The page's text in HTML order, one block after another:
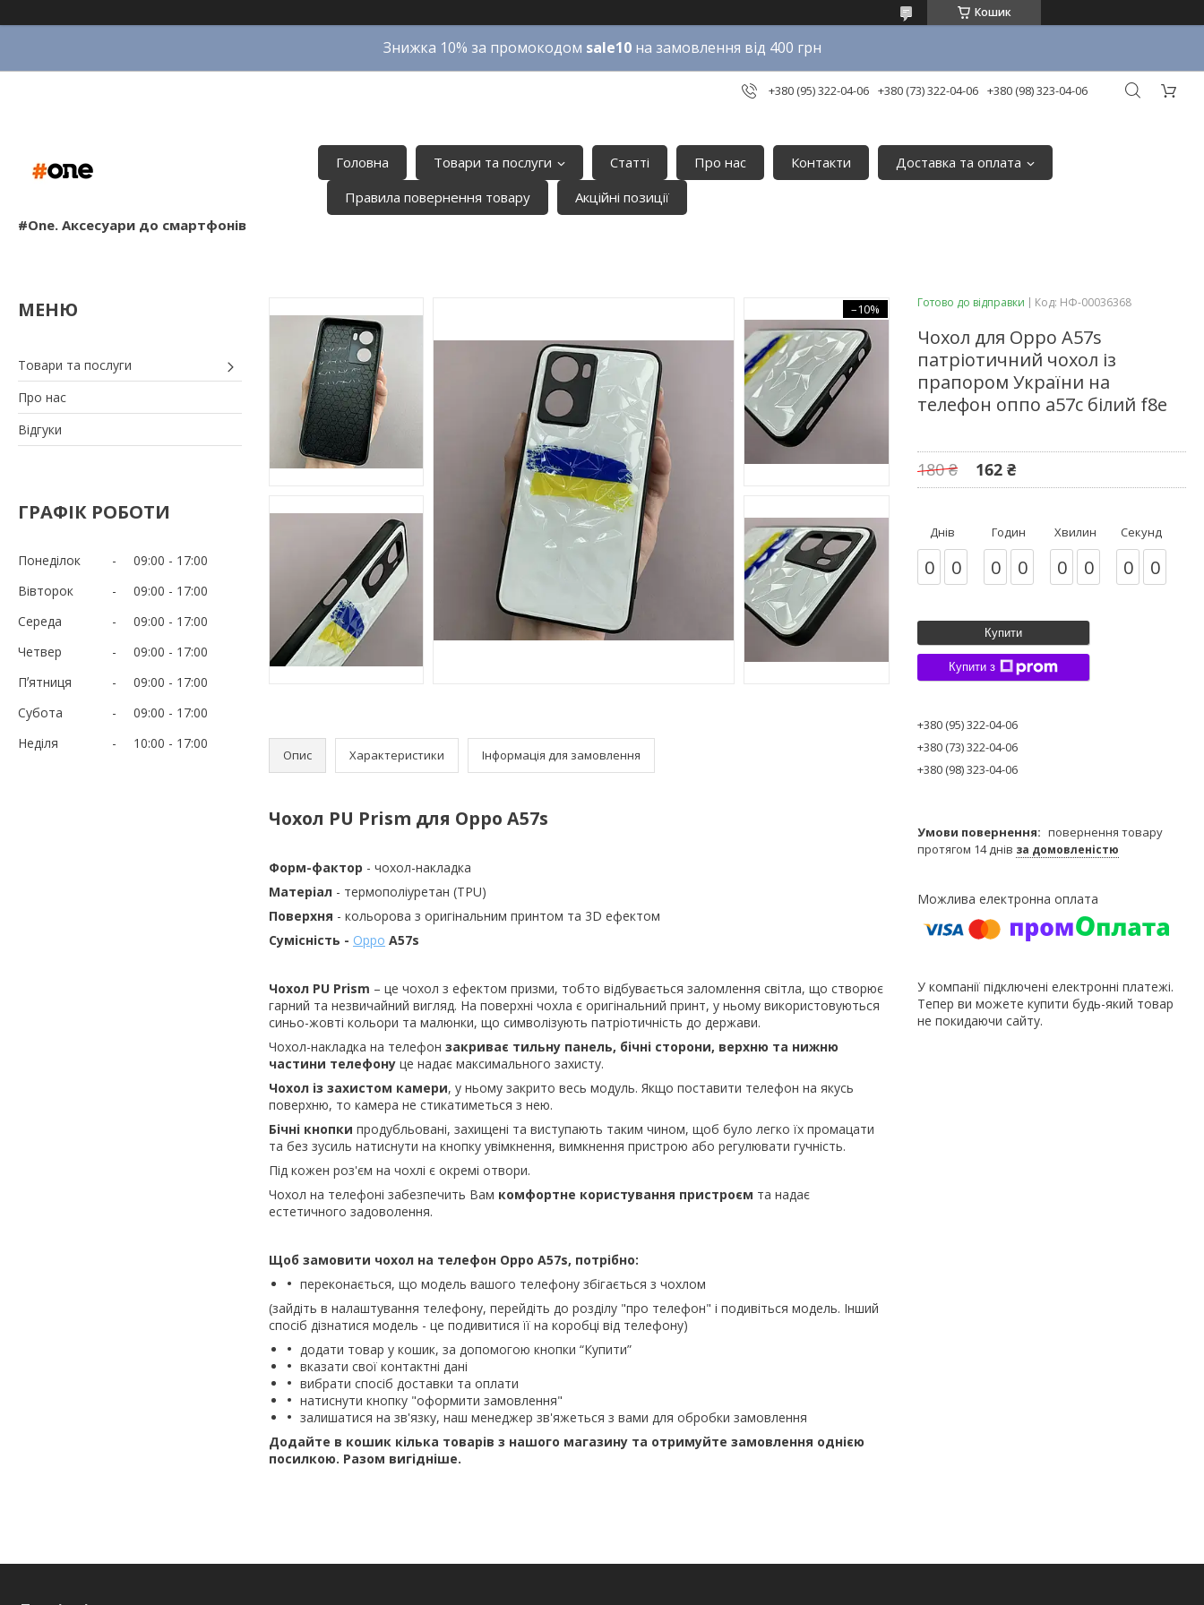
Кошик
Знижка 10% за промокодом sale10на замовлення від 400 грн
+380 (95) 322-04-06 +380 (73) 322-04-06 +380 (98) 323-04-06
#One. Аксесуари до смартфонів
Головна Товари та послуги Статті Про нас Контакти
Доставка та оплата
Правила повернення товару
Акційні позиції
Товари та послуги
Про нас
Відгуки
ГРАФІК РОБОТИ
Понеділок 09:00
17:00
Вівторок
09:00
17:00
Середа
09:00
17:00
Четвер
09:00
17:00
Пʼятниця
09:00
17:00
Субота
09:00
17:00
Неділя
10:00 17:00
–10%
Опис Характеристики Інформація для замовлення
Чохол PU Prism для Oppo A57s
Форм-фактор - чохол-накладка
Матеріал - термополіуретан (TPU)
Поверхня - кольорова з оригінальним принтом та 3D ефектом
Сумісність - Oppo A57s
Чохол PU Prism – це чохол з ефектом призми, тобто відбувається заломлення світла, що створює
гарний та незвичайний вигляд. На поверхні чохла є оригінальний принт, у ньому використовуються
синьо-жовті кольори та малюнки, що символізують патріотичність до держави.
Чохол-накладка на телефон закриває тильну панель, бічні сторони, верхню та нижню
частини телефону це надає максимального захисту.
Чохол із захистом камери, у ньому закрито весь модуль. Якщо поставити телефон на якусь
поверхню, то камера не стикатиметься з нею.
Бічні кнопки продубльовані, захищені та виступають таким чином, щоб було легко їх промацати
та без зусиль натиснути на кнопку увімкнення, вимкнення пристрою або регулювати гучність.
Під кожен роз'єм на чохлі є окремі отвори.
Чохол на телефоні забезпечить Вам комфортне користування пристроєм та надає
естетичного задоволення.
Щоб замовити чохол на телефон Oppo A57s, потрібно:
переконається, що модель вашого телефону збігається з чохлом
(зайдіть в налаштування телефону, перейдіть до розділу "про телефон" і подивіться модель. Інший
спосіб дізнатися модель - це подивитися її на коробці від телефону)
додати товар у кошик, за допомогою кнопки “Купити”
вказати свої контактні дані
вибрати спосіб доставки та оплати
натиснути кнопку "оформити замовлення"
залишатися на зв'язку, наш менеджер зв'яжеться з вами для обробки замовлення
Додайте в кошик кілька товарів з нашого магазину та отримуйте замовлення однією
посилкою. Разом вигідніше.
Готово до відправки Код: НФ-00036368
Чохол для Oppo A57s
патріотичний чохол із
прапором України на
телефон оппо а57с білий f8e
180 ₴ 162 ₴
Днів
0 0
Годин
0 0
Хвилин
0 0
Секунд
0 0
Купити
Купити з
+380 (95) 322-04-06
+380 (73) 322-04-06
+380 (98) 323-04-06
повернення товару
протягом 14 днів за домовленістю
У компанії підключені електронні платежі.
Тепер ви можете купити будь-який товар
не покидаючи сайту.